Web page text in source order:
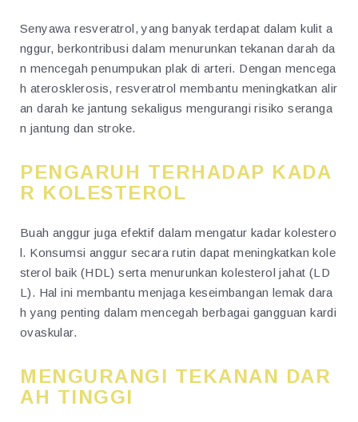
Senyawa resveratrol, yang banyak terdapat dalam kulit a
nggur, berkontribusi dalam menurunkan tekanan darah da
n mencegah penumpukan plak di arteri. Dengan mencega
h aterosklerosis, resveratrol membantu meningkatkan alir
an darah ke jantung sekaligus mengurangi risiko seranga
n jantung dan stroke.
PENGARUH TERHADAP KADA
R KOLESTEROL
Buah anggur juga efektif dalam mengatur kadar kolestero
l. Konsumsi anggur secara rutin dapat meningkatkan kole
sterol baik (HDL) serta menurunkan kolesterol jahat (LD
L). Hal ini membantu menjaga keseimbangan lemak dara
h yang penting dalam mencegah berbagai gangguan kardi
ovaskular.
MENGURANGI TEKANAN DAR
AH TINGGI